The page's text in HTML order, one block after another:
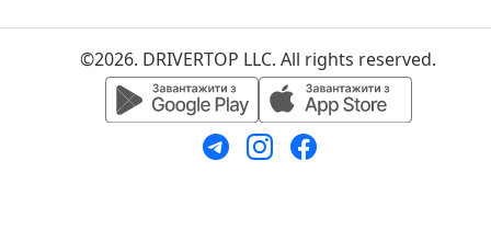
©2026. DRIVERTOP LLC. All rights reserved.